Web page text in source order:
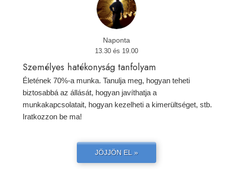
Naponta
13.30 és 19.00
Személyes hatékonyság tanfolyam
Életének 70%-a munka. Tanulja meg, hogyan teheti
biztosabbá az állását, hogyan javíthatja a
munkakapcsolatait, hogyan kezelheti a kimerültséget, stb.
Iratkozzon be ma!
JÖJJÖN EL »